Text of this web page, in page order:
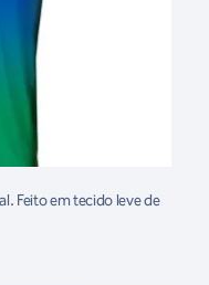
Feito em tecido leve de